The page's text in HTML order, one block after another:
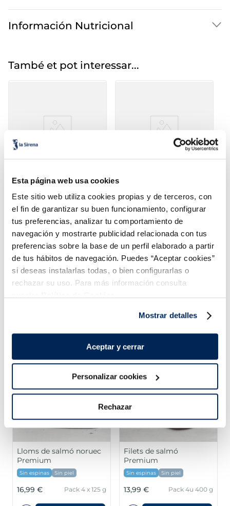
Esta página web usa cookies
Este sitio web utiliza cookies propias y de terceros, con
el fin de garantizar su buen funcionamiento, configurar
tus preferencias, analizar tu comportamiento de
navegación y mostrarte publicidad relacionada con tus
preferencias sobre la base de un perfil elaborado a partir
de tus hábitos de navegación. Puedes “Aceptar cookies”
si deseas instalarlas todas, o bien configurarlas o
rechazar su uso. Para más información consulta
Mostrar detalles
Aceptar y cerrar
Personalizar cookies
Rechazar
Información Nutricional
També et pot interessar...
Bossa 500g 2,10 € Bossa 350 g
Añadir
2,10 €
Lloms de salmó noruec
Premium
Sin espinas Sin piel
16,99 € Pack 4 x 125 g
Filets de salmó
Premium
Sin espinas Sin piel
13,99 € Pack 4u 400 g